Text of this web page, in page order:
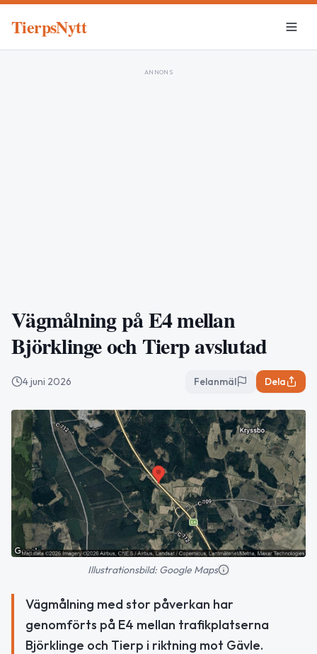
TierpsNytt
ANNONS
Vägmålning på E4 mellan
Björklinge och Tierp avslutad
4 juni 2026 Felanmäl Dela
Illustrationsbild: Google Maps
Vägmålning med stor påverkan har
genomförts på E4 mellan trafikplatserna
Björklinge och Tierp i riktning mot Gävle.